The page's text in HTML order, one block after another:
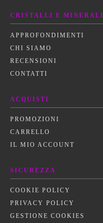
CRISTALLI E MINERALI
APPROFONDIMENTI
CHI SIAMO
RECENSIONI
CONTATTI
ACQUISTI
PROMOZIONI
CARRELLO
IL MIO ACCOUNT
SICUREZZA
COOKIE POLICY
PRIVACY POLICY
GESTIONE COOKIES